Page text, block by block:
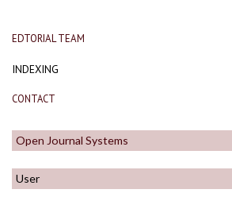
EDTORIAL TEAM
INDEXING
CONTACT
Open Journal Systems
User